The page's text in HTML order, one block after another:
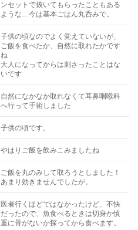
ンセットで抜いてもらったこともある
ような…今は基本ごはん丸呑みで。
子供の頃なのでよく覚えていないが、
ご飯を食べたか、自然に取れたかです
ね
大人になってからは刺さったことはな
いです
自然になかなか取れなくて耳鼻咽喉科
へ行って手術しました
子供の頃です。
やはりご飯を飲みこみましたね
ご飯を丸のみして取ろうとしました！
あまり効きませんでしたが。
医者行くほどではなかったけど、不快
だったので、魚食べるときは切身か慎
重に骨がないか探ってから食べます。